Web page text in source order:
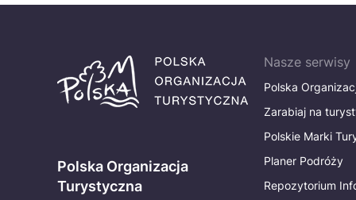
Polska Organizacja
Turystyczna
Nasze serwisy
Polska
Zarabiaj na
Polskie Marki
Planer Podróży
Repozytorium